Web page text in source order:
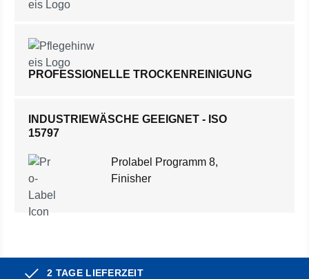
PROFESSIONELLE TROCKENREINIGUNG
INDUSTRIEWÄSCHE GEEIGNET - ISO
15797
Prolabel Programm 8,
Finisher
2 TAGE LIEFERZEIT